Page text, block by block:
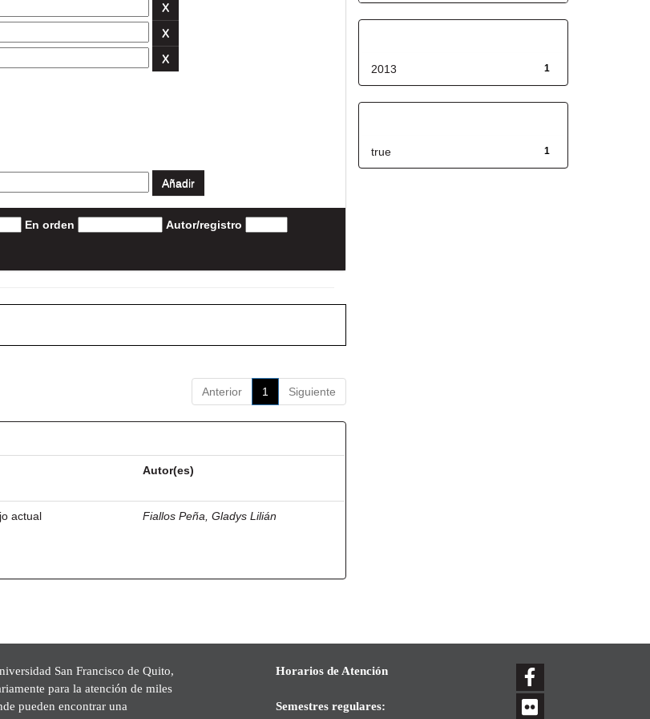
En orden Autor/registro
Anterior 1 Siguiente
Autor(es)
actual Fiallos Peña, Gladys Lilián
1
2013
1
true
San Francisco de Quito,
para la atención de miles
pueden encontrar una
Horarios de Atención
Semestres regulares: